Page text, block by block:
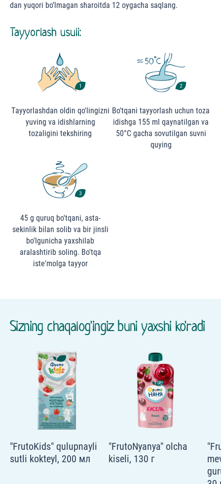
dan yuqori bo’lmagan sharoitda 12 oygacha saqlang.
Tayyorlash usuli:
Тayyorlashdan oldin qo'lingizni
yuving va idishlarning
tozaligini tekshiring
Bo'tqani tayyorlash uchun toza
idishga 155 ml qaynatilgan va
50°C gacha sovutilgan suvni
quying
45 g quruq bo'tqani, asta-
sekinlik bilan solib va bir jinsli
bo'lgunicha yaxshilab
aralashtirib soling. Bo'tqa
iste'molga tayyor
Sizning chaqalog'ingiz buni yaxshi ko'radi
"FrutoKids" qulupnayli
sutli kokteyl, 200 мл
"FrutoNyanya" olcha
kiseli, 130 г